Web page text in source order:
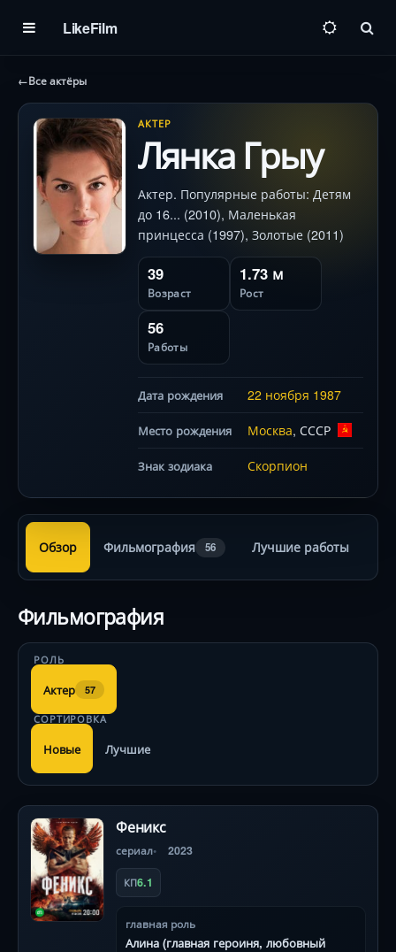
LikeFilm
←Все актёры
АКТЕР
Лянка Грыу
Актер. Популярные работы: Детям
до 16... (2010), Маленькая
принцесса (1997), Золотые (2011)
39
Возраст
1.73 м
Рост
56
Работы
Дата рождения 22 ноября 1987
Место рождения Москва, СССР
Знак зодиака Скорпион
Обзор Фильмография 56 Лучшие работы
Фильмография
РОЛЬ
Актер 57
СОРТИРОВКА
Новые Лучшие
Феникс
сериал 2023
КП6.1
главная роль
Алина (главная героиня, любовный